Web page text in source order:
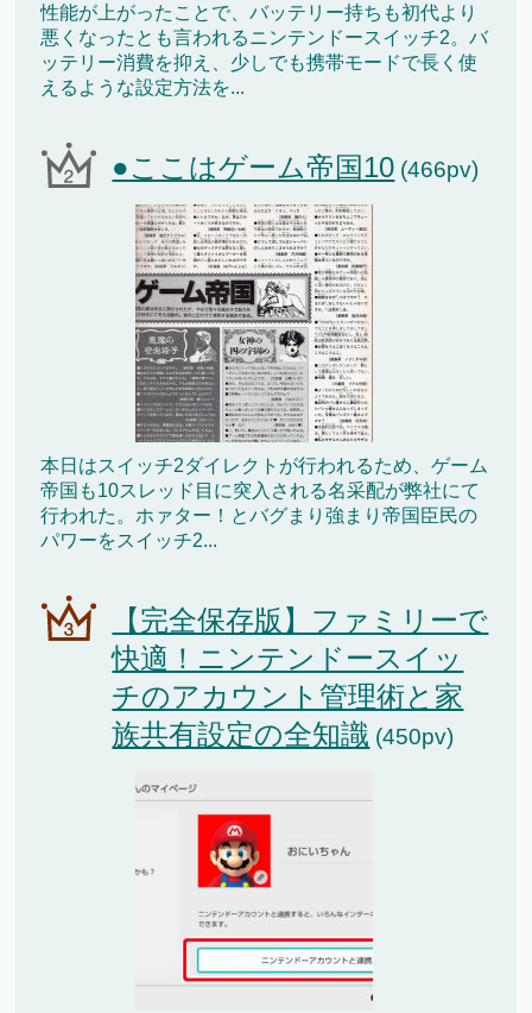
性能が上がったことで、バッテリー持ちも初代より
悪くなったとも言われるニンテンドースイッチ2。バ
ッテリー消費を抑え、少しでも携帯モードで長く使
えるような設定方法を...
●ここはゲーム帝国10 (466pv)
本日はスイッチ2ダイレクトが行われるため、ゲーム
帝国も10スレッド目に突入される名采配が弊社にて
行われた。ホァター！とバグまり強まり帝国臣民の
パワーをスイッチ2...
【完全保存版】ファミリーで
快適！ニンテンドースイッ
チのアカウント管理術と家
族共有設定の全知識 (450pv)